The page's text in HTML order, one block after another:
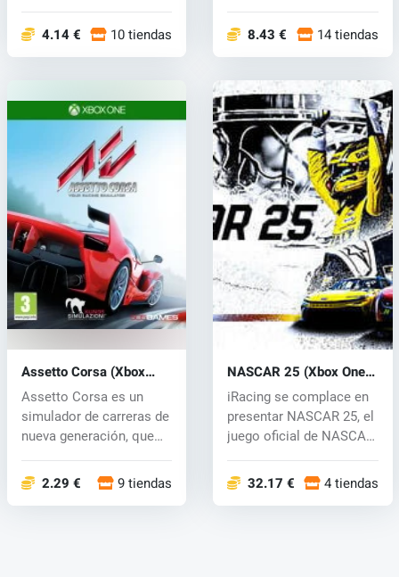
4.14 € 10 tiendas 8.43 € 14 tiendas
Assetto Corsa (Xbox
One) key
Assetto Corsa es un
simulador de carreras de
nueva generación, que
2.29 € 9 tiendas
NASCAR 25 (Xbox One)
key
iRacing se complace en
presentar NASCAR 25, el
juego oficial de NASCAR
32.17 € 4 tiendas